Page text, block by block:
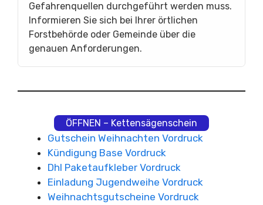
Gefahrenquellen durchgeführt werden muss.
Informieren Sie sich bei Ihrer örtlichen
Forstbehörde oder Gemeinde über die
genauen Anforderungen.
ÖFFNEN – Kettensägenschein
Gutschein Weihnachten Vordruck
Kündigung Base Vordruck
Dhl Paketaufkleber Vordruck
Einladung Jugendweihe Vordruck
Weihnachtsgutscheine Vordruck